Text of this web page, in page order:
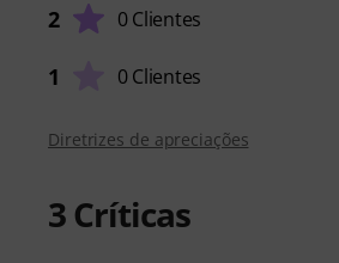
2 0 Clientes
1 0 Clientes
Diretrizes de apreciações
3 Críticas